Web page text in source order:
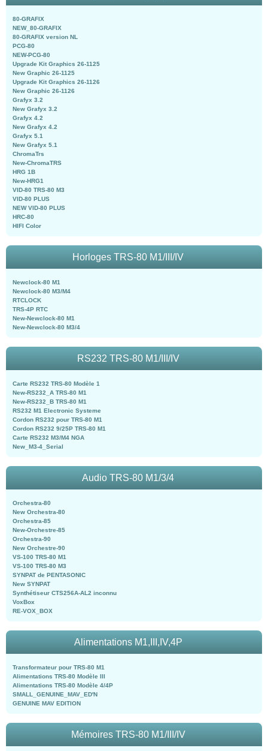
80-GRAFIX
NEW_80-GRAFIX
80-GRAFIX version NL
PCG-80
NEW-PCG-80
Upgrade Kit Graphics 26-1125
New Graphic 26-1125
Upgrade Kit Graphics 26-1126
New Graphic 26-1126
Grafyx 3.2
New Grafyx 3.2
Grafyx 4.2
New Grafyx 4.2
Grafyx 5.1
New Grafyx 5.1
ChromaTrs
New-ChromaTRS
HRG 1B
New-HRG1
VID-80 TRS-80 M3
VID-80 PLUS
NEW VID-80 PLUS
HRC-80
HIFI Color
Horloges TRS-80 M1/III/IV
Newclock-80 M1
Newclock-80 M3/M4
RTCLOCK
TRS-4P RTC
New-Newclock-80 M1
New-Newclock-80 M3/4
RS232 TRS-80 M1/III/IV
Carte RS232 TRS-80 Modèle 1
New-RS232_A TRS-80 M1
New-RS232_B TRS-80 M1
RS232 M1 Electronic Systeme
Cordon RS232 pour TRS-80 M1
Cordon RS232 9/25P TRS-80 M1
Carte RS232 M3/M4 NGA
New_M3-4_Serial
Audio TRS-80 M1/3/4
Orchestra-80
New Orchestra-80
Orchestra-85
New-Orchestre-85
Orchestra-90
New Orchestre-90
VS-100 TRS-80 M1
VS-100 TRS-80 M3
SYNPAT de PENTASONIC
New SYNPAT
Synthétiseur CTS256A-AL2 inconnu
VoxBox
RE-VOX_BOX
Alimentations M1,III,IV,4P
Transformateur pour TRS-80 M1
Alimentations TRS-80 Modèle III
Alimentations TRS-80 Modèle 4/4P
SMALL_GENUINE_MAV_ED'N
GENUINE MAV EDITION
Mémoires TRS-80 M1/III/IV